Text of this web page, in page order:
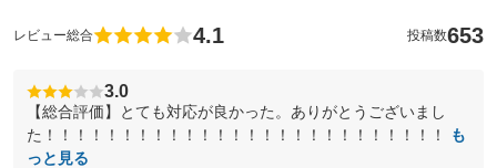
レビュー総合 4.1 投稿数653
3.0
【総合評価】とても対応が良かった。ありがとうございまし
た！！！！！！！！！！！！！！！！！！！！！！！！！！
も
っと見る